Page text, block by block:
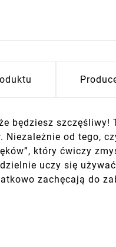
będziesz
od tego,
który ćwiczy
uczy się
zachęcają do